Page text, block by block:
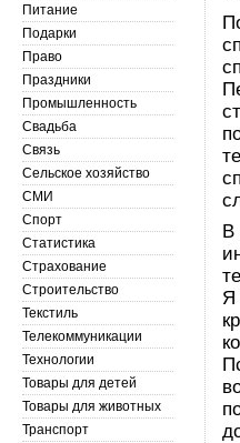
В
Я
Питание
Подарки
Право
Праздники
Промышленность
Свадьба
Связь
Сельское хозяйство
СМИ
Спорт
Статистика
Страхование
Строительство
Текстиль
Телекоммуникации
Технологии
Товары для детей
Товары для животных
Транспорт